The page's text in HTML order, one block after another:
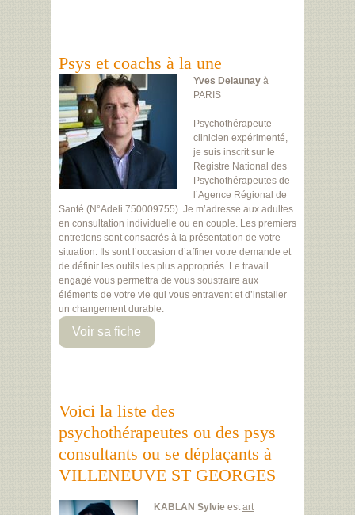
Psys et coachs à la une
Yves Delaunay à
PARIS
Psychothérapeute
clinicien expérimenté,
je suis inscrit sur le
Registre National des
Psychothérapeutes de
l’Agence Régional de
Santé (N°Adeli 750009755). Je m’adresse aux adultes
en consultation individuelle ou en couple. Les premiers
entretiens sont consacrés à la présentation de votre
situation. Ils sont l’occasion d’affiner votre demande et
de définir les outils les plus appropriés. Le travail
engagé vous permettra de vous soustraire aux
éléments de votre vie qui vous entravent et d’installer
un changement durable.
Voir sa fiche
Voici la liste des
psychothérapeutes ou des psys
consultants ou se déplaçants à
VILLENEUVE ST GEORGES
KABLAN Sylvie estart